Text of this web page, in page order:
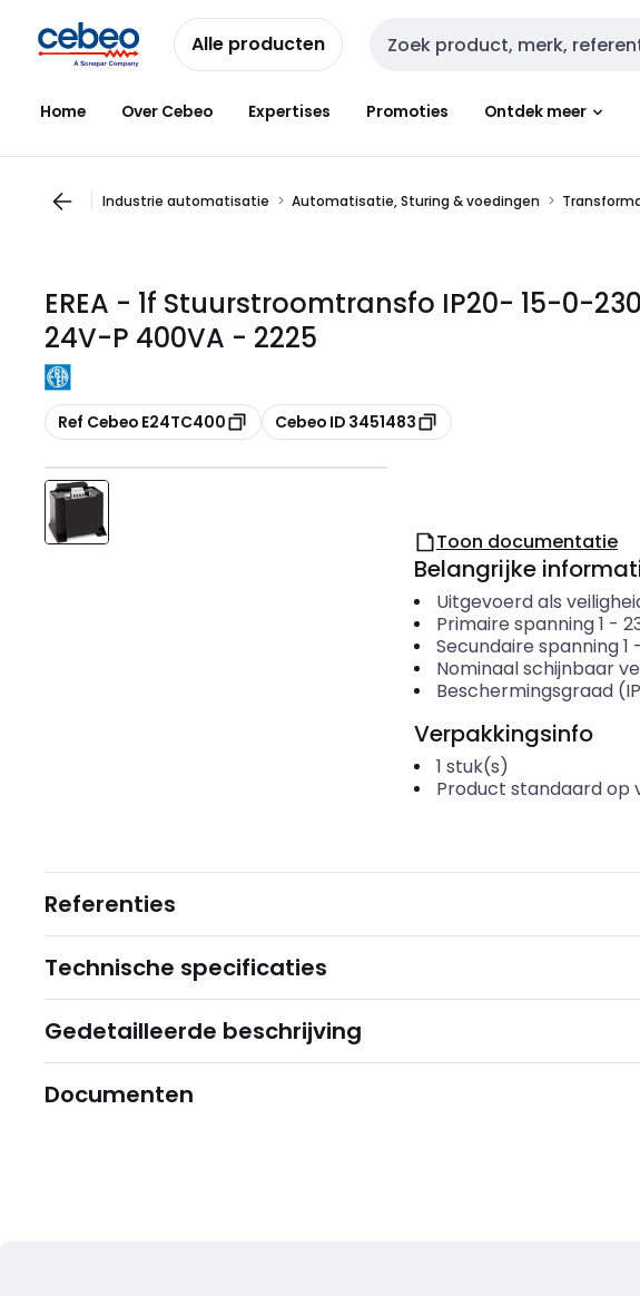
naar
navigatie
naar
inhoud
Alle producten Zoekveld invoer
Home Over Cebeo Expertises Promoties Ontdek meer
Industrie automatisatie Automatisatie, Sturing & voedingen
EREA - 1f Stuurstroomtransfo IP20- 15-0-
24V-P 400VA - 2225
Kopiëren
Ref Cebeo E24TC400 Kopiëren
Cebeo ID 3451483
Toon documentatie
Belangrijke
Uitgevoerd als
Primaire spanning 1 -
Secundaire spanning 1 -
Nominaal schijnbaar
Beschermingsgraad
Verpakkingsinfo
1 stuk(s)
Product standaard op
Referenties
Technische specificaties
Gedetailleerde beschrijving
Documenten